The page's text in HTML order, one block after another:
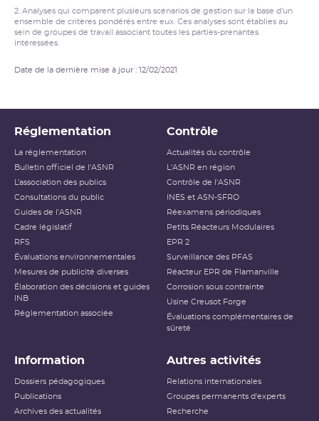
2. Analyses qui comparent plusieurs scénarios de gestion sur la base d’un
ensemble de critères pondérés entre eux. Ces analyses sont établies au
sein de groupes de travail associant toutes les parties-prenantes
intéressées.
Date de la dernière mise à jour : 12/02/2021
Réglementation
La réglementation
Bulletin officiel de l'ASNR
L’association des publics
Consultations du public
Guides de l'ASNR
Cadre législatif
RFS
Évaluations environnementales
Mesures de publicité diverses
Élaboration des décisions et guides
INB
Réglementation associée
Contrôle
Actualités du contrôle
L'ASNR en région
Contrôle de l'ASNR
INES et ASN-SFRO
Réexamens périodiques
Petits Réacteurs Modulaires
EPR 2
Surveillance des PFAS
Réacteur EPR de Flamanville
Corrosion sous contrainte
Usine Creusot Forge
Évaluations complémentaires de
sûreté
Information
Dossiers pédagogiques
Publications
Archives des actualités
Autres activités
Relations internationales
Groupes permanents d'experts
Recherche